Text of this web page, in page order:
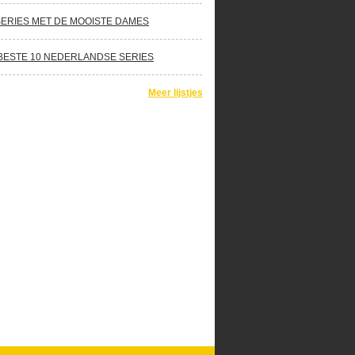
MET DE MOOISTE DAMES
10 NEDERLANDSE SERIES
Meer lijstjes